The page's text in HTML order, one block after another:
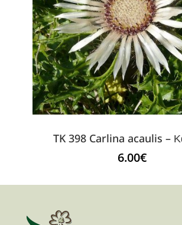
TK 398 Carlina acaulis –
6.00€